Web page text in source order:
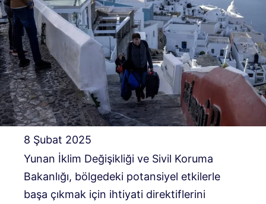
8 Şubat 2025
Yunan İklim Değişikliği ve Sivil Koruma
Bakanlığı, bölgedeki potansiyel etkilerle
başa çıkmak için ihtiyati direktiflerini